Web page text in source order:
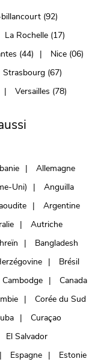
(92)
La Rochelle (17)
(44)
Nice (06)
Strasbourg (67)
Versailles (78)
Allemagne
Uni)
Anguilla
Argentine
Autriche
Bangladesh
Brésil
Cambodge
Canada
Corée du Sud
Curaçao
El Salvador
Espagne
Estonie